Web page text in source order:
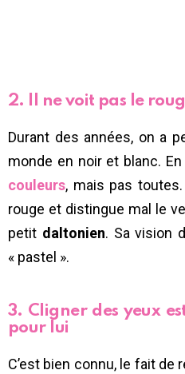
2. Il ne voit pas le
Durant des années, on a
monde en noir et blanc. En
couleurs, mais pas
rouge et distingue mal le
petit daltonien. Sa vision
« pastel ».
3. Cligner des yeux
pour lui
C’est bien connu, le fait de